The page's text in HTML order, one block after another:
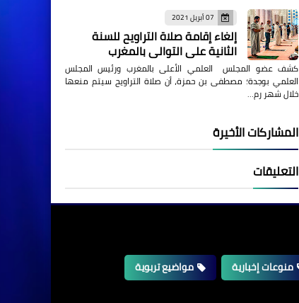
07 أبريل 2021
إلغاء إقامة صلاة التراويح للسنة
الثانية على التوالي بالمغرب
كشف عضو المجلس العلمي الأعلى بالمغرب ورئيس المجلس
العلمي بوجدة؛ مصطفى بن حمزة، أن صلاة التراويح سيتم منعها
خلال شهر رم…
المشاركات الأخيرة
التعليقات
منوعات إخبارية
مواضيع تربوية